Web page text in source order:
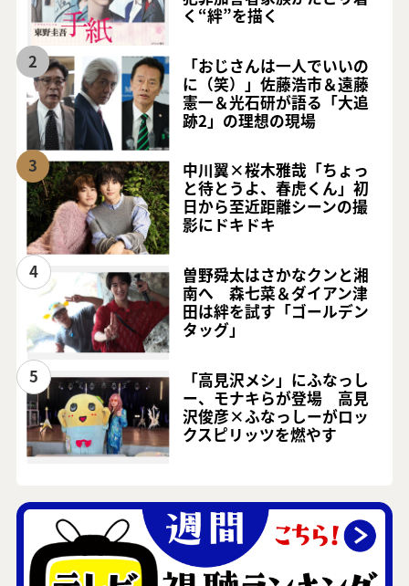
く“絆”を描く
2
「おじさんは一人でいいの
に（笑）」佐藤浩市＆遠藤
憲一＆光石研が語る「大追
跡2」の理想の現場
3
中川翼×桜木雅哉「ちょっ
と待とうよ、春虎くん」初
日から至近距離シーンの撮
影にドキドキ
4
曽野舜太はさかなクンと湘
南へ 森七菜＆ダイアン津
田は絆を試す「ゴールデン
タッグ」
5
「高見沢メシ」にふなっし
ー、モナキらが登場 高見
沢俊彦×ふなっしーがロッ
クスピリッツを燃やす